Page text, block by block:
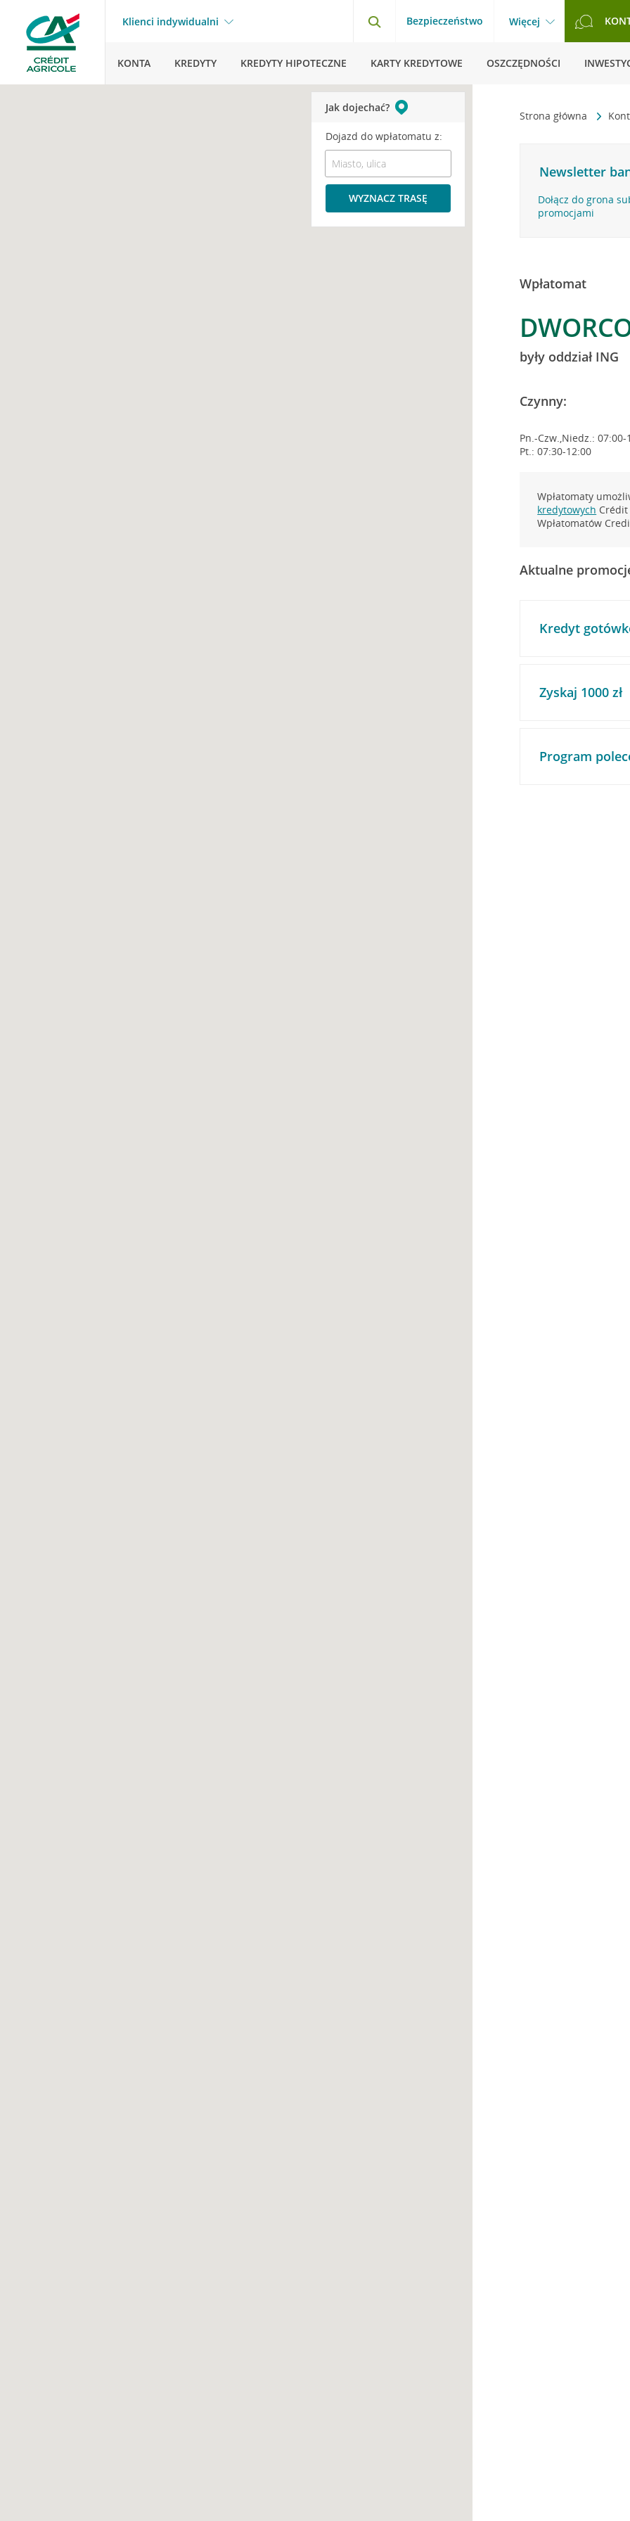
Klienci indywidualni Bezpieczeństwo Więcej
KONTA KREDYTY KREDYTY HIPOTECZNE KARTY KREDYTOWE OSZCZĘDNOŚCI
Strona główna
Newsletter
Dołącz do grona
promocjami
Wpłatomat
były oddział ING
Czynny:
Pn.-Czw.,Niedz.: 07:00-
Pt.: 07:30-12:00
Wpłatomaty
kredytowych
Wpłatomatów
Aktualne
Kredyt
Zyskaj 1000 zł
Program
Jak dojechać?
Dojazd do wpłatomatu z:
WYZNACZ TRASĘ